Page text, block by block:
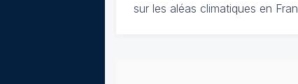
sur les aléas climatiques en